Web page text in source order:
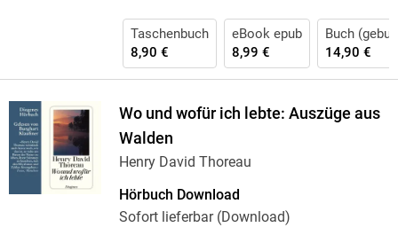
Taschenbuch
8,90 €
eBook epub
8,99 €
Buch
14,90 €
Wo und wofür ich lebte: Auszüge aus
Walden
Henry David Thoreau
Hörbuch Download
Sofort lieferbar (Download)